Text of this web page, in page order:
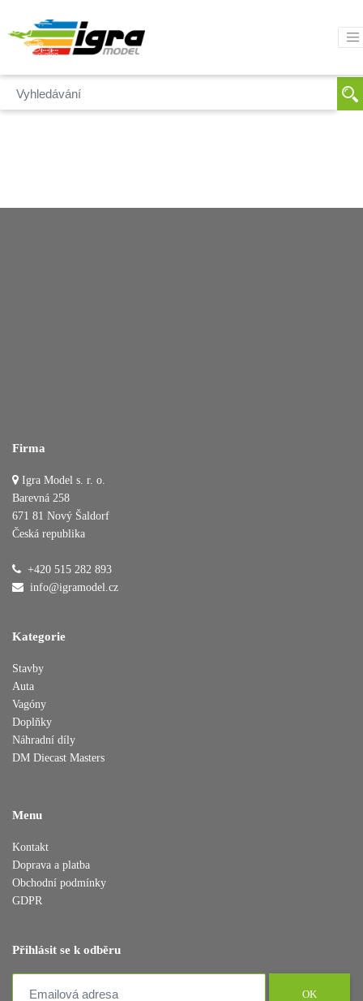
Firma
Igra Model s. r. o.
Barevná 258
671 81 Nový Šaldorf
Česká republika
+420 515 282 893
info@igramodel.cz
Kategorie
Stavby
Auta
Vagóny
Doplňky
Náhradní díly
DM Diecast Masters
Menu
Kontakt
Doprava a platba
Obchodní podmínky
GDPR
Přihlásit se k odběru
OK